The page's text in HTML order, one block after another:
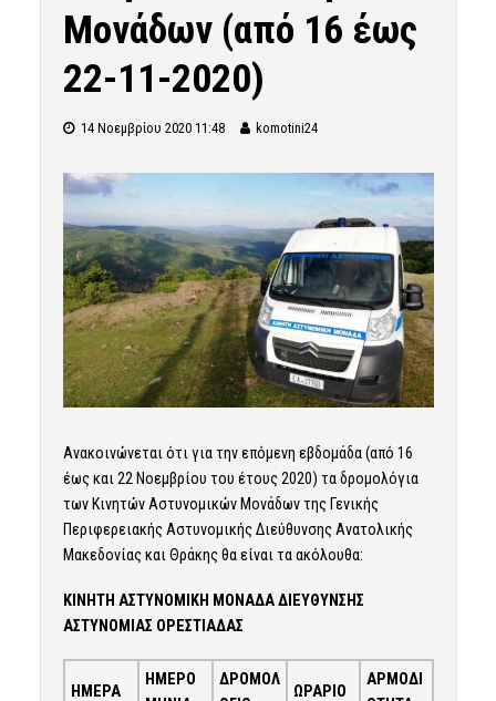
Μονάδων (από 16 έως
22-11-2020)
14 Νοεμβρίου 2020 11:48 komotini24
Ανακοινώνεται ότι για την επόμενη εβδομάδα (από 16
έως και 22 Νοεμβρίου του έτους 2020) τα δρομολόγια
των Κινητών Αστυνομικών Μονάδων της Γενικής
Περιφερειακής Αστυνομικής Διεύθυνσης Ανατολικής
Μακεδονίας και Θράκης θα είναι τα ακόλουθα:
ΚΙΝΗΤΗ ΑΣΤΥΝΟΜΙΚΗ ΜΟΝΑΔΑ ΔΙΕΥΘΥΝΣΗΣ
ΑΣΤΥΝΟΜΙΑΣ ΟΡΕΣΤΙΑΔΑΣ
ΗΜΕΡΑ
ΗΜΕΡΟ
ΔΡΟΜΟΛ
ΩΡΑΡΙΟ
ΑΡΜΟΔΙ